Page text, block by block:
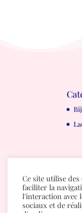
Ce site utilise
faciliter la
l'interaction avec
sociaux et de